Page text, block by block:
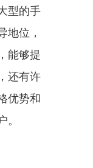
型的手
地位，
能够提
还有许
优势和